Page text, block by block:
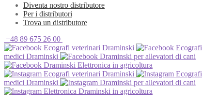
Diventa nostro distributore
Per i distributori
Trova un distributore
+48 89 675 26 00
Ecografi veterinari Draminski
Ecografi
medici Draminski
Draminski per allevatori di cani
Draminski Elettronica in agricoltura
Ecografi veterinari Draminski
Ecografi
medici Draminski
Draminski per allevatori di cani
Elettronica Draminski in agricoltura